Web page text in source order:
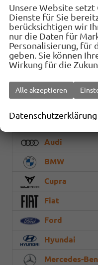
34.867,– €
incl. 19% MwSt.
Verbrauch
CO2 -Klasse: E
CO2-Emissionen:
Fahrzeugnr.
Audi
BMW
Cupra
Fiat
Ford
Hyundai
Mercedes-
Unsere Website setzt
Dienste für Sie
berücksichtigen wir
nur die Daten für
Personalisierung, für
geben. Sie können
Wirkung für die
Alle akzeptieren
Datenschutzerklärung